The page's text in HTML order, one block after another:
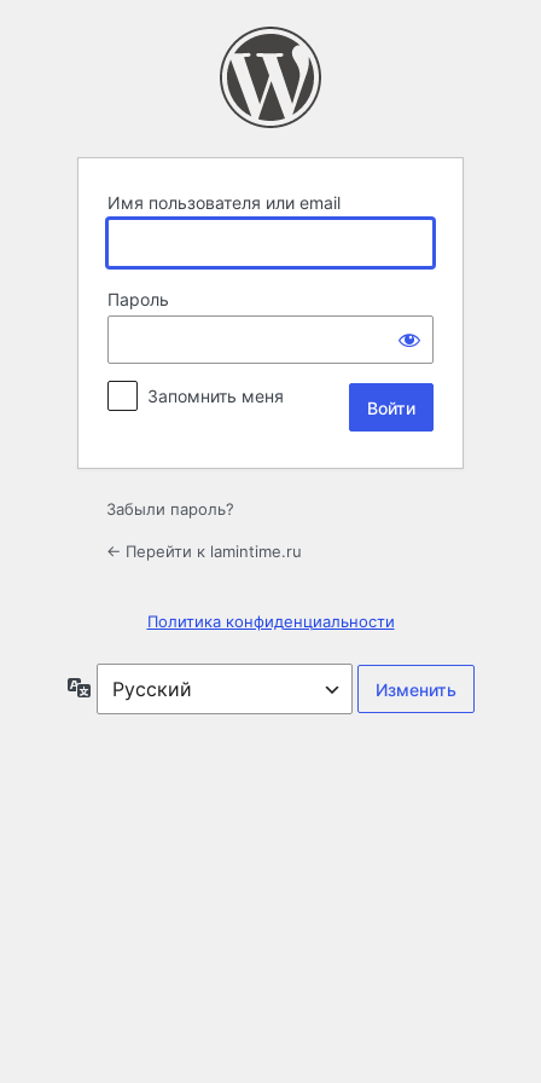
Имя пользователя или email
Пароль
Запомнить меня
Забыли пароль?
← Перейти к lamintime.ru
Политика конфиденциальности
Язык